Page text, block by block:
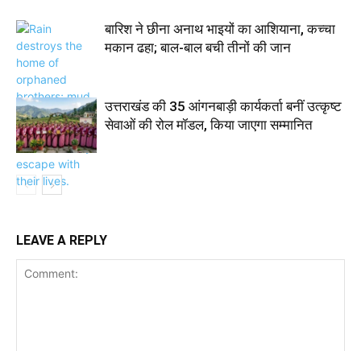
बारिश ने छीना अनाथ भाइयों का आशियाना, कच्चा
मकान ढहा; बाल-बाल बची तीनों की जान
उत्तराखंड की 35 आंगनबाड़ी कार्यकर्ता बनीं उत्कृष्ट
सेवाओं की रोल मॉडल, किया जाएगा सम्मानित
LEAVE A REPLY